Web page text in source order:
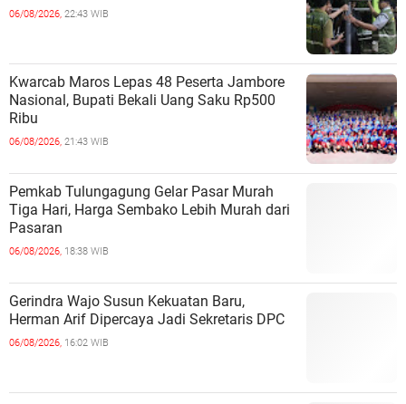
06/08/2026, 22:43 WIB
Kwarcab Maros Lepas 48 Peserta Jambore
Nasional, Bupati Bekali Uang Saku Rp500
Ribu
06/08/2026, 21:43 WIB
Pemkab Tulungagung Gelar Pasar Murah
Tiga Hari, Harga Sembako Lebih Murah dari
Pasaran
06/08/2026, 18:38 WIB
Gerindra Wajo Susun Kekuatan Baru,
Herman Arif Dipercaya Jadi Sekretaris DPC
06/08/2026, 16:02 WIB